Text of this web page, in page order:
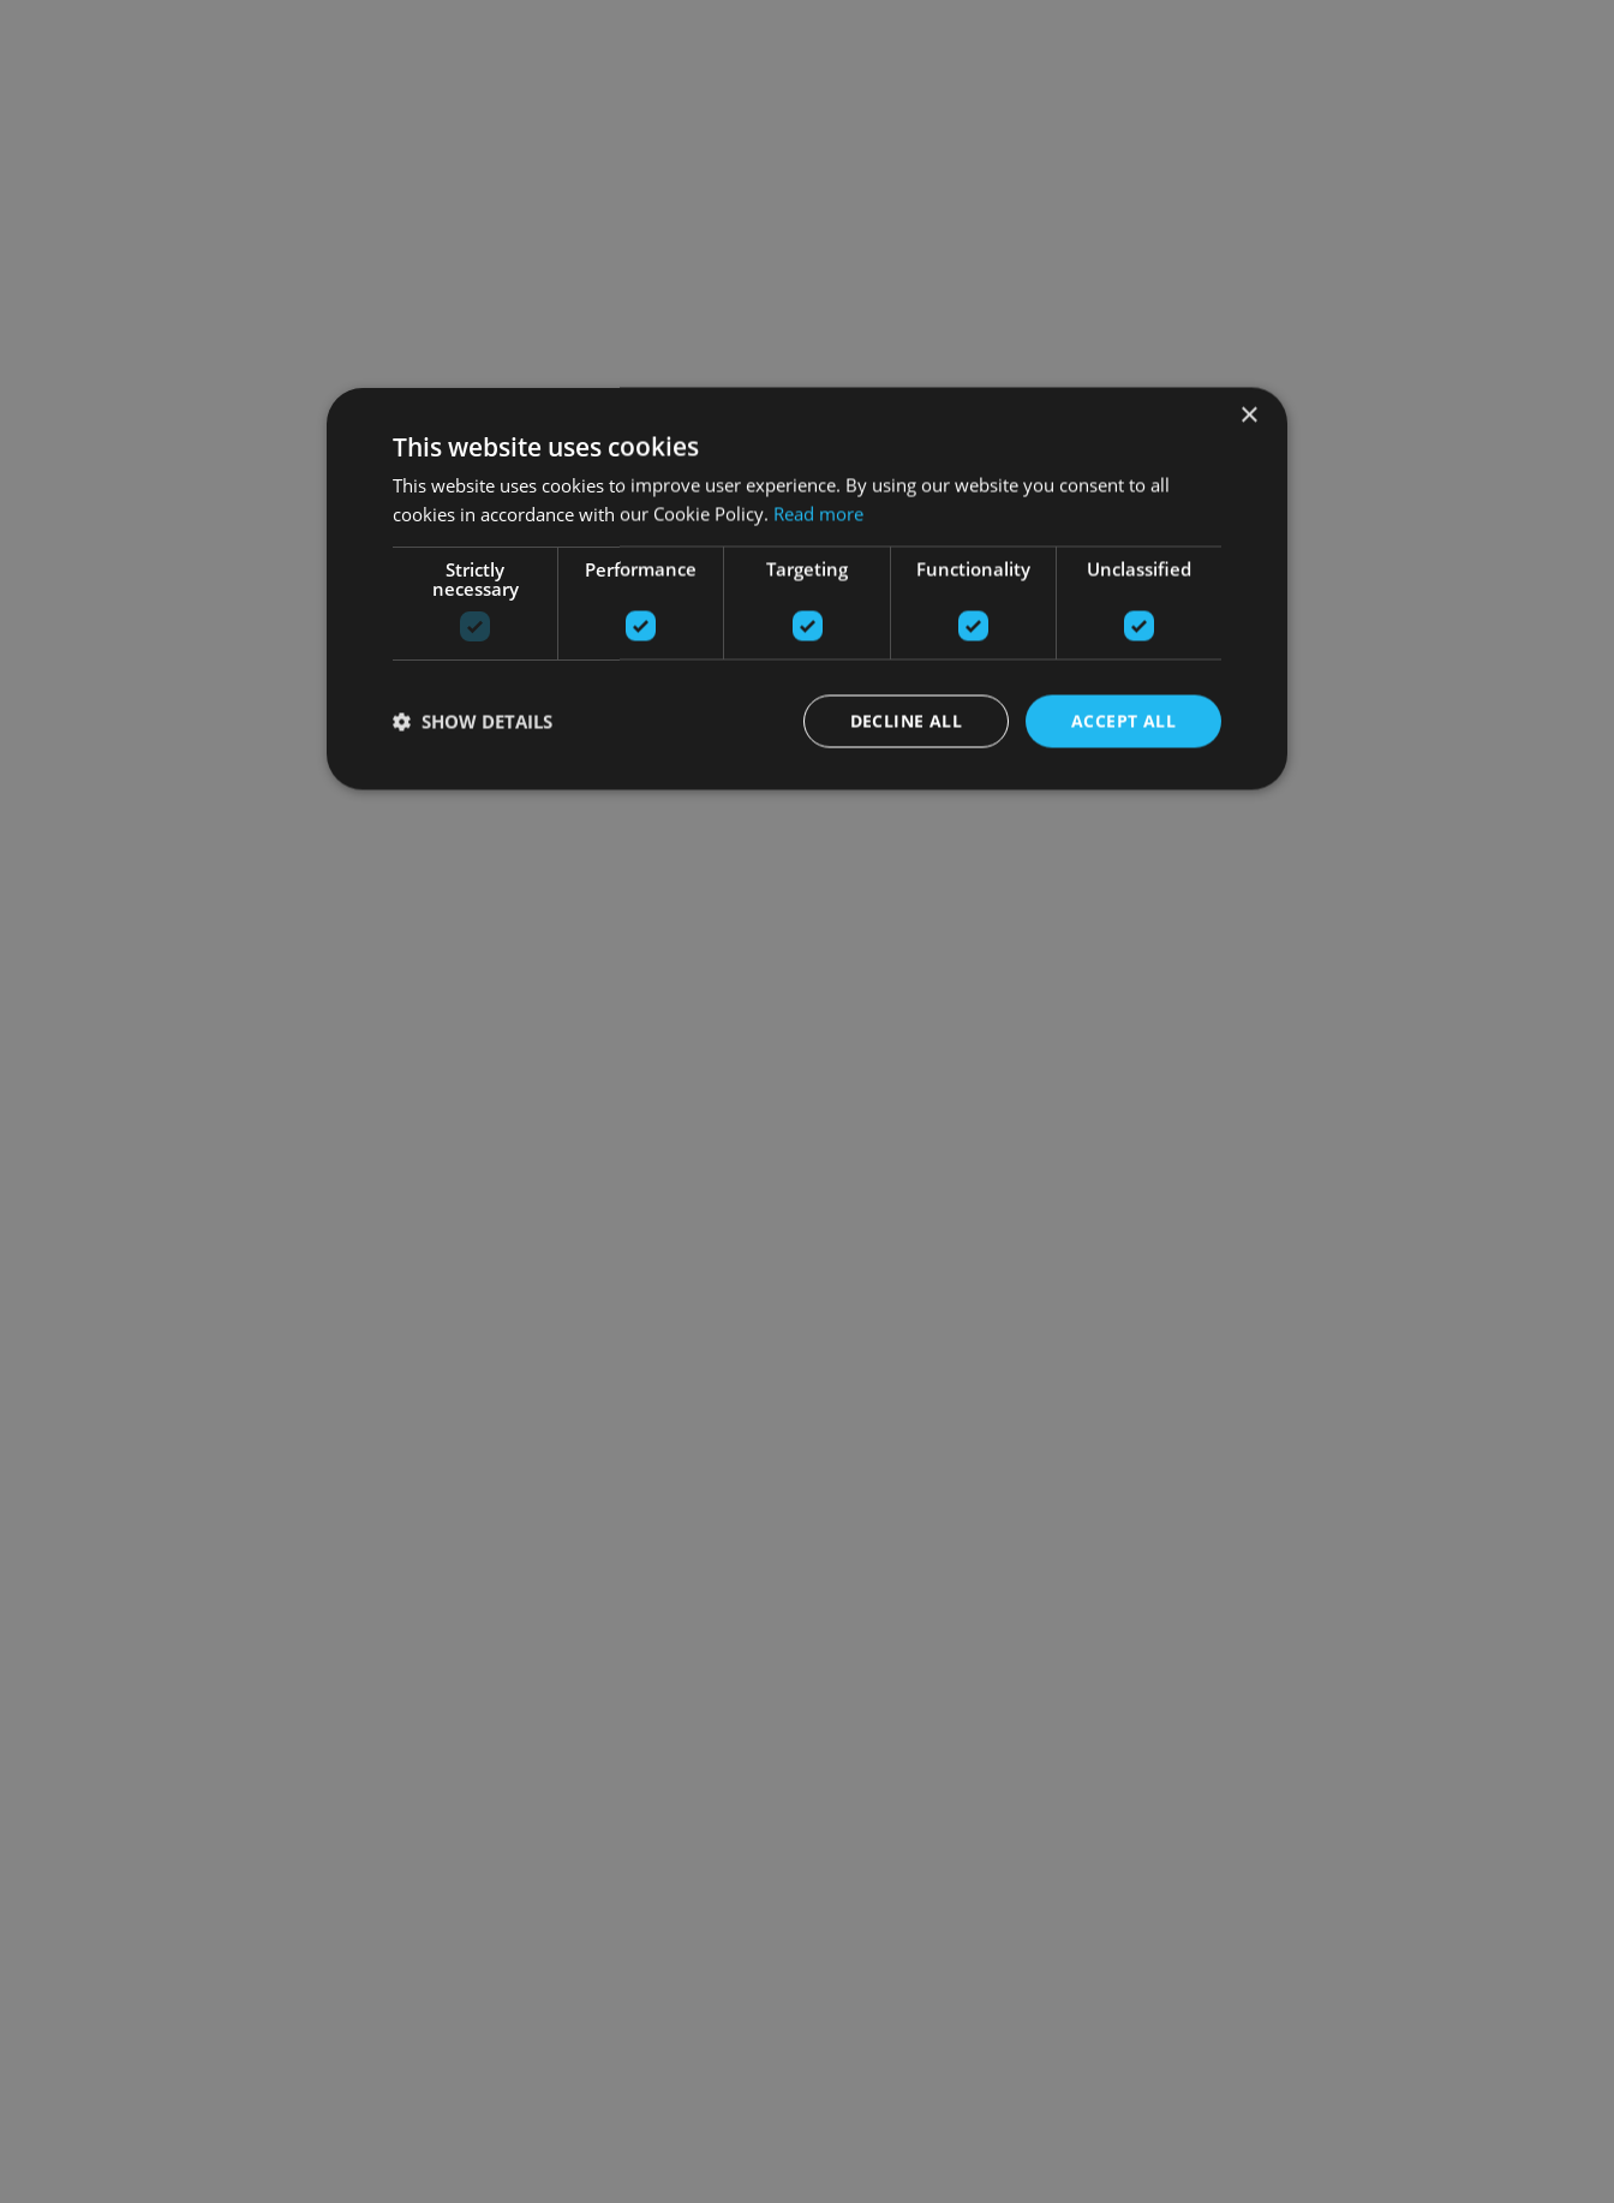
×
This website uses cookies
This website uses cookies to improve user experience. By using our website you consent to all
cookies in accordance with our Cookie Policy. Read more
Strictly
necessary
Performance Targeting Functionality Unclassified
ACCEPT ALL
DECLINE ALL
SHOW DETAILS